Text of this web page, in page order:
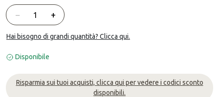
Quantità
− +
Hai bisogno di grandi quantità? Clicca qui.
Disponibile
Risparmia sui tuoi acquisti, clicca qui per vedere i codici sconto
disponibili.